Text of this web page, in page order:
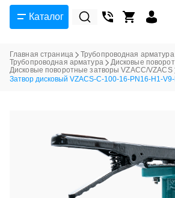
Каталог
Главная страница
Трубопроводная
Трубопроводная арматура
Дисковые
Дисковые поворотные затворы VZACC/VZACS
Затвор дисковый VZACS-C-100-16-PN16-H1-